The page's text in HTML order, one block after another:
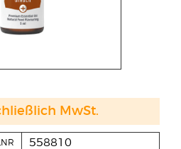
558810
MwSt.